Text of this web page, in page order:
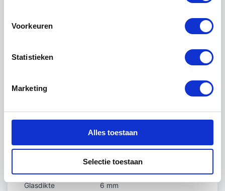
Voorkeuren
Statistieken
Marketing
Alles toestaan
Selectie toestaan
Verschillende lichtkleuren
Dimbare verlichting d.m.v. gebarenbediening
Spiegelverwarming om condensvorming tegen
Technische informatie
Kristalspiegel
Glasdikte 6 mm